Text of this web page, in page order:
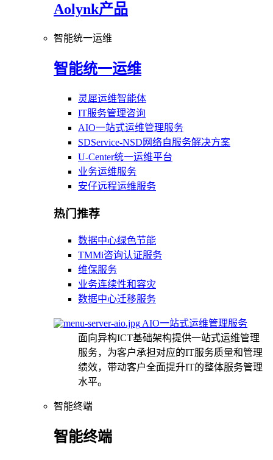
Aolynk产品
智能统一运维
智能统一运维
灵犀运维智能体
IT服务管理咨询
AIO一站式运维管理服务
SDService-NSD网络自服务解决方案
U-Center统一运维平台
业务运维服务
安仔远程运维服务
热门推荐
数据中心绿色节能
TMMi咨询认证服务
维保服务
业务连续性和容灾
数据中心迁移服务
AIO一站式运维管理服务
面向异构ICT基础架构提供一站式运维管理
服务，为客户承担对应的IT服务质量和管理
绩效，带动客户全面提升IT的整体服务管理
水平。
智能终端
智能终端